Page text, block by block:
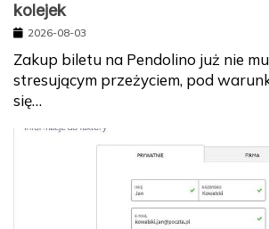
kolejek
2026-08-03
Zakup biletu na Pendolino już nie
stresującym przeżyciem, pod
się…